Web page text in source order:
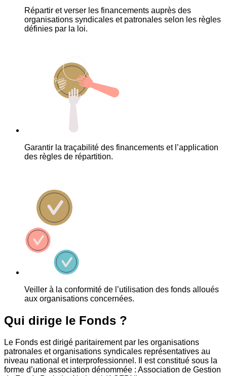
Répartir et verser les financements auprès des
organisations syndicales et patronales selon les règles
définies par la loi.
Garantir la traçabilité des financements et l’application
des règles de répartition.
Veiller à la conformité de l’utilisation des fonds alloués
aux organisations concernées.
Qui dirige le Fonds ?
Le Fonds est dirigé paritairement par les organisations
patronales et organisations syndicales représentatives au
niveau national et interprofessionnel. Il est constitué sous la
forme d’une association dénommée : Association de Gestion